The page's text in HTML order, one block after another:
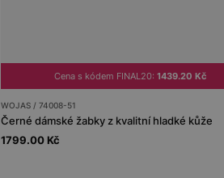
Cena s kódem FINAL20:1439.20 Kč
WOJAS / 74008-51
Černé dámské žabky z kvalitní hladké kůže
1799.00 Kč